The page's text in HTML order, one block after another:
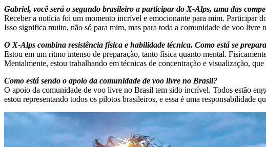
Gabriel, você será o segundo brasileiro a participar do X-Alps, uma das
Receber a notícia foi um momento incrível e emocionante para mim. Participar
Isso significa muito, não só para mim, mas para toda a comunidade de voo livre
O X-Alps combina resistência física e habilidade técnica. Como está se
Estou em um ritmo intenso de preparação, tanto física quanto mental.
Mentalmente, estou trabalhando em técnicas de concentração e visualização,
Como está sendo o apoio da comunidade de voo livre no Brasil?
O apoio da comunidade de voo livre no Brasil tem sido incrível. Todos estão
estou representando todos os pilotos brasileiros, e essa é uma responsabilidade